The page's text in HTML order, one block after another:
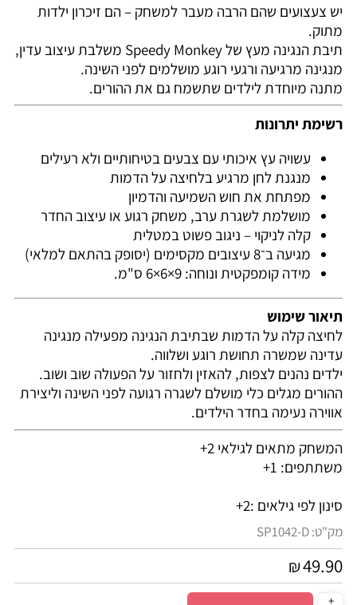
יש צעצועים שהם הרבה מעבר למשחק – הם זיכרון ילדות
מתוק.
תיבת הנגינה מעץ של Speedy Monkey משלבת עיצוב עדין,
מנגינה מרגיעה ורגעי רוגע מושלמים לפני השינה.
מתנה מיוחדת לילדים שתשמח גם את ההורים.
רשימת יתרונות
עשויה עץ איכותי עם צבעים בטיחותיים ולא רעילים
מנגנת לחן מרגיע בלחיצה על הדמות
מפתחת את חוש השמיעה והדמיון
מושלמת לשגרת ערב, משחק רגוע או עיצוב החדר
קלה לניקוי – ניגוב פשוט במטלית
מגיעה ב־8 עיצובים מקסימים (יסופק בהתאם למלאי)
מידה קומפקטית ונוחה: ‎6×6×9 ס"מ.
תיאור שימוש
לחיצה קלה על הדמות שבתיבת הנגינה מפעילה מנגינה
עדינה שמשרה תחושת רוגע ושלווה.
ילדים נהנים לצפות, להאזין ולחזור על הפעולה שוב ושוב.
ההורים מגלים כלי מושלם לשגרה רגועה לפני השינה וליצירת
אווירה נעימה בחדר הילדים.
המשחק מתאים לגילאי 2+
משתתפים: 1+
סינון לפי גילאים :2+
מק"ט:SP1042-D
₪49.90